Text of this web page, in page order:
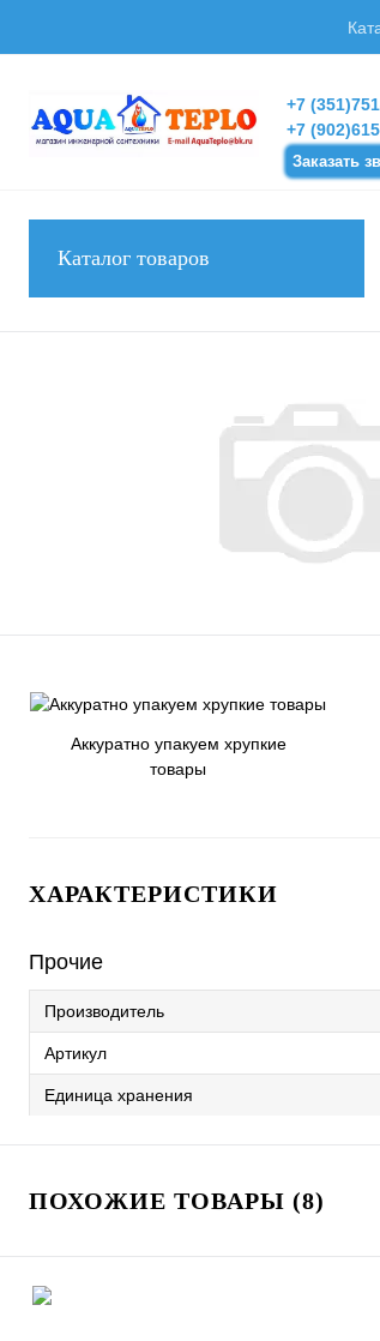
+7
+7
Заказать
Каталог товаров
Аккуратно упакуем хрупкие
товары
ХАРАКТЕРИСТИКИ
Прочие
Производитель
Артикул
Единица хранения
ПОХОЖИЕ ТОВАРЫ (8)